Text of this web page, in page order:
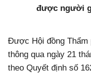
được người
Được Hội đồng Thẩm
thông qua ngày 21
theo Quyết định số